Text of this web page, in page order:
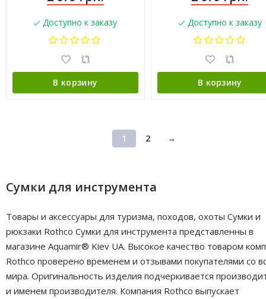
Доступно к заказу
В корзину
Доступно к заказу
В корзину
1 2 →
Сумки для инструмента
Товары и аксессуары для туризма, походов, охоты Сумки и
рюкзаки Rothco Сумки для инструмента представленны в
магазине Aquamir® Kiev UA. Высокое качество товаром
Rothco проверено временем и отзывами покупателями со
мира. Оригинальность изделия подчеркивается
и именем производителя. Компания Rothco выпускает